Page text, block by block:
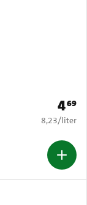
Prijs:
469
€ 8,23 per
8,23/liter